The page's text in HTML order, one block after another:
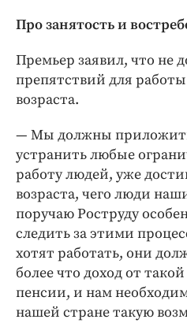
Про занятость и
Премьер заявил, что не
препятствий для
возраста.
— Мы должны
устранить любые
работу людей, уже
возраста, чего люди
поручаю Роструду
следить за этими
хотят работать, они
более что доход от
пенсии, и нам
нашей стране такую